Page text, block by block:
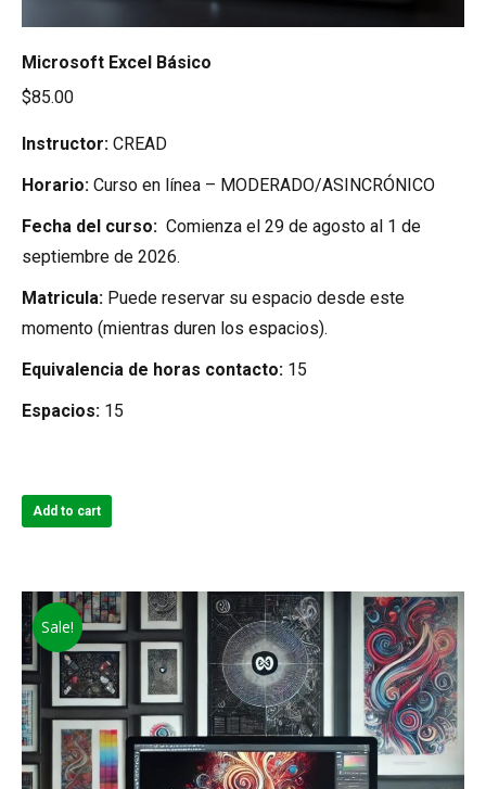
Microsoft Excel Básico
$85.00
Instructor: CREAD
Horario: Curso en línea – MODERADO/ASINCRÓNICO
Fecha del curso: Comienza el 29 de agosto al 1 de
septiembre de 2026.
Matricula: Puede reservar su espacio desde este
momento (mientras duren los espacios).
Equivalencia de horas contacto: 15
Espacios: 15
Add to cart
Sale!